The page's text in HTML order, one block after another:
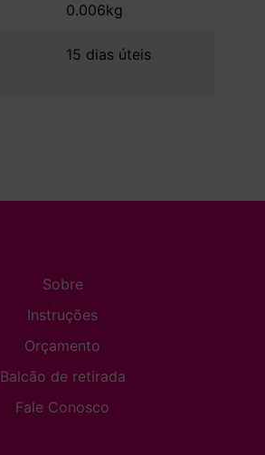
0.006kg
15 dias úteis
Sobre
Instruções
Orçamento
Balcão de retirada
Fale Conosco